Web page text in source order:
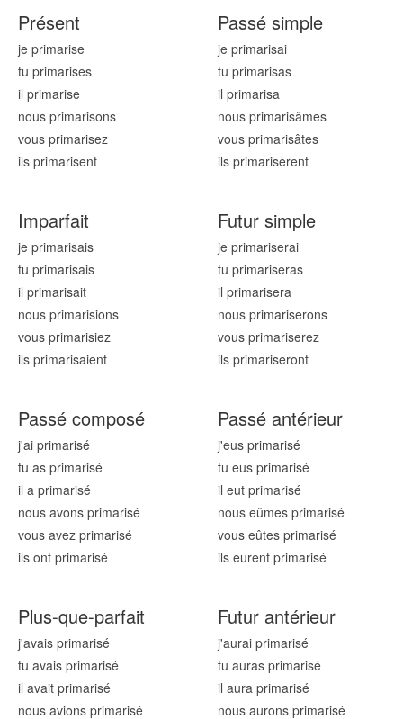
Présent
je primarise
tu primarises
il primarise
nous primarisons
vous primarisez
ils primarisent
Passé simple
je primarisai
tu primarisas
il primarisa
nous primarisâmes
vous primarisâtes
ils primarisèrent
Imparfait
je primarisais
tu primarisais
il primarisait
nous primarisions
vous primarisiez
ils primarisaient
Futur simple
je primariserai
tu primariseras
il primarisera
nous primariserons
vous primariserez
ils primariseront
Passé composé
j'ai primarisé
tu as primarisé
il a primarisé
nous avons primarisé
vous avez primarisé
ils ont primarisé
Passé antérieur
j'eus primarisé
tu eus primarisé
il eut primarisé
nous eûmes primarisé
vous eûtes primarisé
ils eurent primarisé
Plus-que-parfait
j'avais primarisé
tu avais primarisé
il avait primarisé
nous avions primarisé
Futur antérieur
j'aurai primarisé
tu auras primarisé
il aura primarisé
nous aurons primarisé